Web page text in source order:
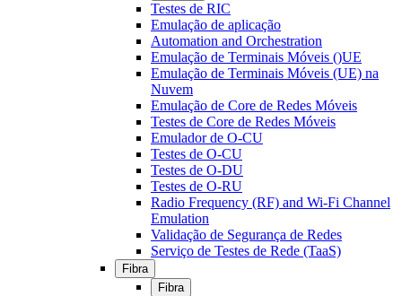
Testes de RIC
Emulação de aplicação
Automation and Orchestration
Emulação de Terminais Móveis ()UE
Emulação de Terminais Móveis (UE) na
Nuvem
Emulação de Core de Redes Móveis
Testes de Core de Redes Móveis
Emulador de O-CU
Testes de O-CU
Testes de O-DU
Testes de O-RU
Radio Frequency (RF) and Wi-Fi Channel
Emulation
Validação de Segurança de Redes
Serviço de Testes de Rede (TaaS)
Fibra
Fibra